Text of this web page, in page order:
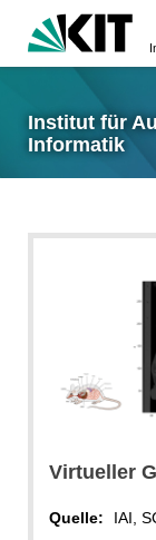
Institut für
Informatik
Virtueller
Quelle:
IAI,